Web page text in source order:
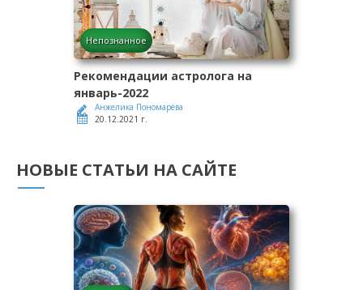
Непознанное
Рекомендации астролога на
январь-2022
Анжелика Пономарёва
20.12.2021 г.
НОВЫЕ СТАТЬИ НА САЙТЕ